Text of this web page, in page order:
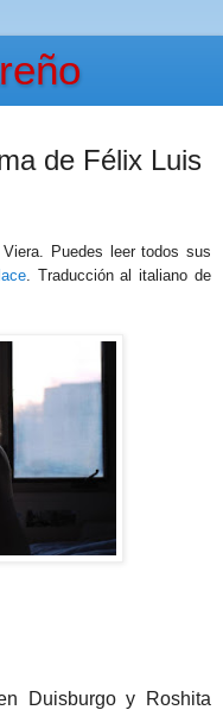
de Félix Luis
Puedes leer todos sus
. Traducción al italiano de
Duisburgo y Roshita